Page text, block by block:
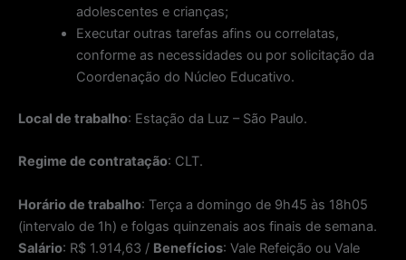
adolescentes e crianças;
Executar outras tarefas afins ou correlatas,
conforme as necessidades ou por solicitação da
Coordenação do Núcleo Educativo.
Local de trabalho: Estação da Luz – São Paulo.
Regime de contratação: CLT.
Horário de trabalho: Terça a domingo de 9h45 às 18h05
(intervalo de 1h) e folgas quinzenais aos finais de semana.
Salário: R$ 1.914,63 / Benefícios: Vale Refeição ou Vale